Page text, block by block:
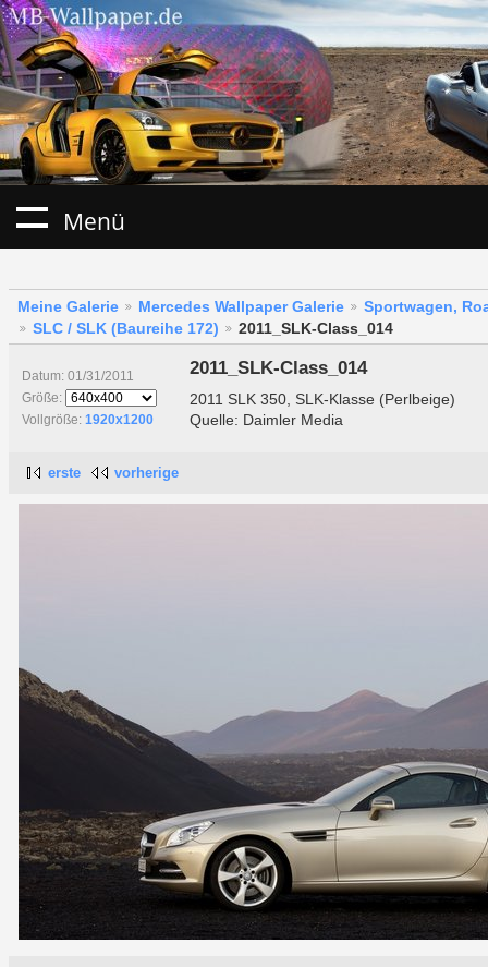
Menü
Meine Galerie Mercedes Wallpaper Galerie
Sportwagen,
SLC / SLK (Baureihe 172)
2011_SLK-Class_014
Datum: 01/31/2011
Größe:
Vollgröße: 1920x1200
2011_SLK-Class_014
2011 SLK 350, SLK-Klasse (Perlbeige)
Quelle: Daimler Media
erste vorherige